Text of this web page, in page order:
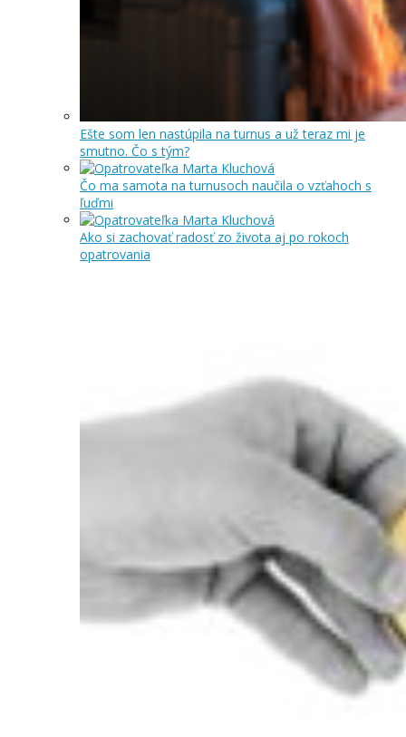
Ešte som len nastúpila na turnus a už teraz mi je
smutno. Čo s tým?
Čo ma samota na turnusoch naučila o vzťahoch s
ľuďmi
Ako si zachovať radosť zo života aj po rokoch
opatrovania